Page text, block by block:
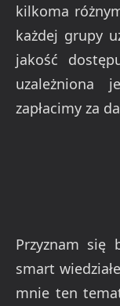
kilkoma
każdej grupy
jakość
uzależniona
zapłacimy za
Przyznam się
smart
mnie ten